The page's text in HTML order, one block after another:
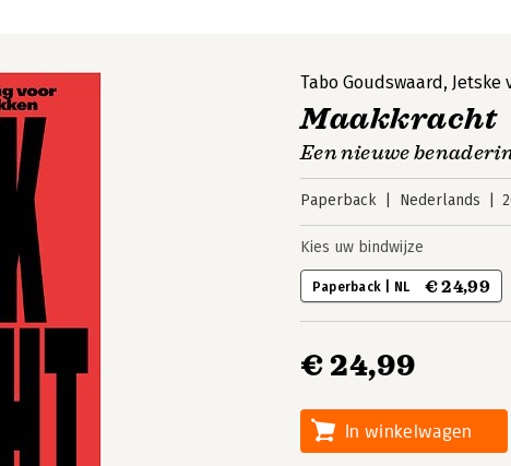
Tabo Goudswaard, Jetske
Maakkracht
Een nieuwe
Paperback Nederlands
Kies uw bindwijze
Paperback | NL € 24,99
€ 24,99
In winkelwagen